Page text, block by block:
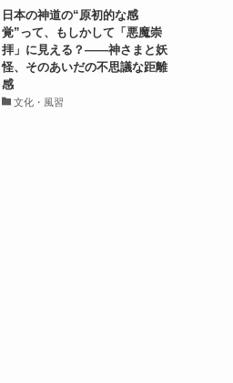
日本の神道の“原初的な感
覚”って、もしかして「悪魔崇
拝」に見える？――神さまと妖
怪、そのあいだの不思議な距離
感
文化・風習